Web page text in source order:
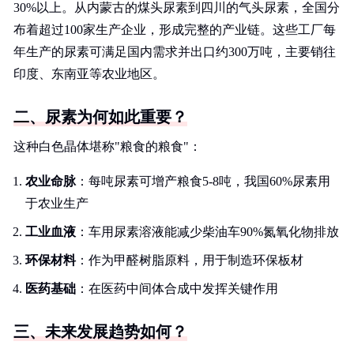
30%以上。从内蒙古的煤头尿素到四川的气头尿素，全国分
布着超过100家生产企业，形成完整的产业链。这些工厂每
年生产的尿素可满足国内需求并出口约300万吨，主要销往
印度、东南亚等农业地区。
二、尿素为何如此重要？
这种白色晶体堪称"粮食的粮食"：
农业命脉 ：每吨尿素可增产粮食5-8吨，我国60%尿素用
于农业生产
工业血液 ：车用尿素溶液能减少柴油车90%氮氧化物排放
环保材料：作为甲醛树脂原料，用于制造环保板材
医药基础 ：在医药中间体合成中发挥关键作用
三、未来发展趋势如何？